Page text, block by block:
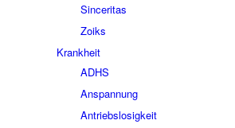
Sinceritas
Zoiks
Krankheit
ADHS
Anspannung
Antriebslosigkeit